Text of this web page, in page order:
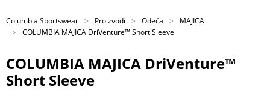
Columbia Sportswear Proizvodi Odeća
MAJICA
COLUMBIA MAJICA DriVenture™ Short Sleeve
COLUMBIA MAJICA DriVenture™
Short Sleeve